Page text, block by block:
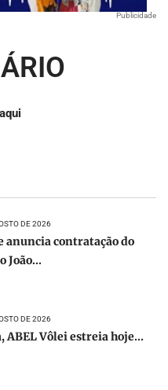
Publicidade
DE 2026
anuncia contratação do
João...
DE 2026
ABEL Vôlei estreia hoje...